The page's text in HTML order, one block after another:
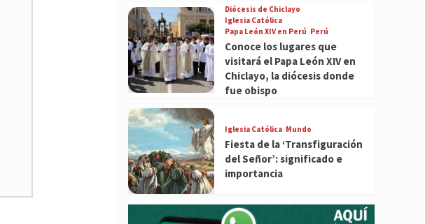
Diócesis de Chiclayo
Iglesia Católica
Papa León XIV en Perú Perú
Conoce los lugares que
visitará el Papa León XIV en
Chiclayo, la diócesis donde
fue obispo
Iglesia Católica Mundo
Fiesta de la ‘Transfiguración
del Señor’: significado e
importancia